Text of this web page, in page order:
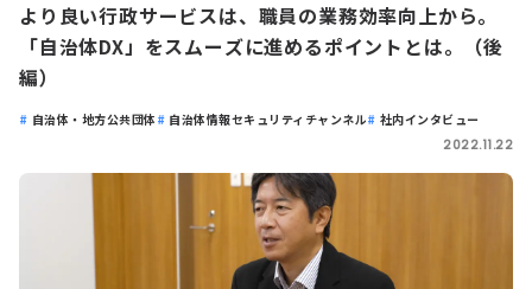
より良い行政サービスは、職員の業務効率向上から。
「自治体DX」をスムーズに進めるポイントとは。（後
編）
自治体・地方公共団体 自治体情報セキュリティチャンネル
社内インタビュー
2022.11.22